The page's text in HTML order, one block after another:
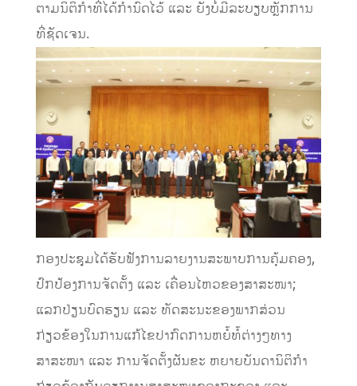
ຕາມນິຕິກໍາທີ່ໄດ້ກໍານົດໄວ້ ແລະ ຍັງບໍ່ມີລະບຽບຫຼັກການ
ທີ່ຊັດເຈນ.
ກອງປະຊຸມໄດ້ຮັບຟັງການລາຍງານສະພາບການຄຸ້ມຄອງ,
ປົກປ້ອງການຈັດຕັ້ງ ແລະ ເຄື່ອນໄຫວຂອງສາສະໜາ;
ແລກປ່ຽນບົດຮຽນ ແລະ ທັດສະນະຂອງພາກສ່ວນ
ກ່ຽວຂ້ອງໃນການແກ້ໄຂປາກົດການຫຍໍ້ທໍ້ຕ່າງໆທາງ
ສາສະໜາ ແລະ ການຈັດຕັ້ງຜັນຂະ ຫຍາຍບັນດານິຕິກໍາ